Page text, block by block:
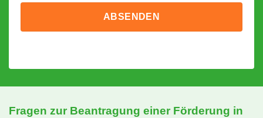
Fragen zur Beantragung einer Förderung in